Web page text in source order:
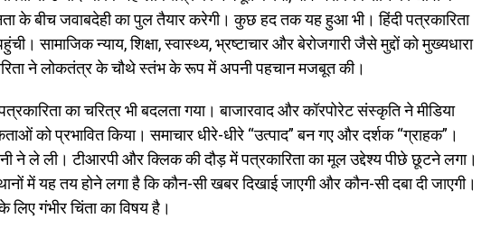
के बीच जवाबदेही का पुल तैयार करेगी। कुछ हद तक यह हुआ भी। हिंदी पत्रकारिता
सामाजिक न्याय, शिक्षा, स्वास्थ्य, भ्रष्टाचार और बेरोजगारी जैसे मुद्दों को मुख्यधारा
ने लोकतंत्र के चौथे स्तंभ के रूप में अपनी पहचान मजबूत की।
का चरित्र भी बदलता गया। बाजारवाद और कॉरपोरेट संस्कृति ने मीडिया
को प्रभावित किया। समाचार धीरे-धीरे “उत्पाद” बन गए और दर्शक “ग्राहक”।
ने ले ली। टीआरपी और क्लिक की दौड़ में पत्रकारिता का मूल उद्देश्य पीछे छूटने लगा।
में यह तय होने लगा है कि कौन-सी खबर दिखाई जाएगी और कौन-सी दबा दी जाएगी।
गंभीर चिंता का विषय है।